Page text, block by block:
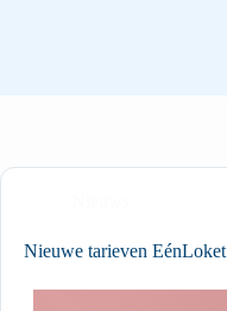
Nieuwe tarieven EénLoket